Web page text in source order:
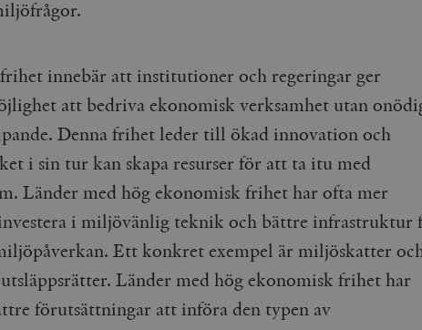
innebär att institutioner och regeringar ger
att bedriva ekonomisk verksamhet utan
Denna frihet leder till ökad innovation och
i sin tur kan skapa resurser för att ta itu med
Länder med hög ekonomisk frihet har ofta mer
i miljövänlig teknik och bättre infrastruktur
Ett konkret exempel är miljöskatter
Länder med hög ekonomisk frihet har
förutsättningar att införa den typen av